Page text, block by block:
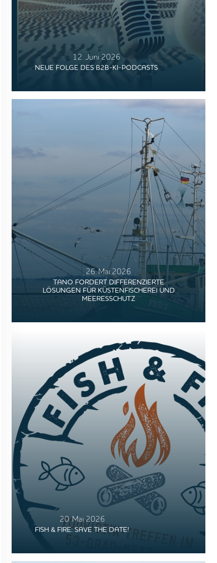
MEDIEN
JOBS
NORDSEETOURISMUSTAG
12. Juni 2026
NEUE FOLGE DES B2B-KI-PODCASTS
26. Mai 2026
TANO FORDERT DIFFERENZIERTE
LÖSUNGEN FÜR KÜSTENFISCHEREI UND
MEERESSCHUTZ
20. Mai 2026
FISH & FIRE: SAVE THE DATE!